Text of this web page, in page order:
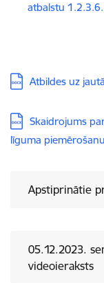
atbalstu
Lejupielādēt:
Atbildes uz
Lejupielādēt:
Skaidrojums
līguma
Apstiprinātie
05.12.2023.
videoieraksts